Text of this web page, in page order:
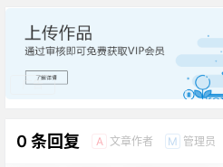
广告
0 条回复 A 文章作者 M 管理员